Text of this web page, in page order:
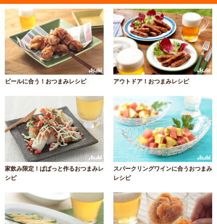
ビールに合う！おつまみレシピ アウトドア！おつまみレシピ
家飲み限定！ぱぱっと作るおつまみレ
シピ
スパークリングワインに合うおつまみ
レシピ